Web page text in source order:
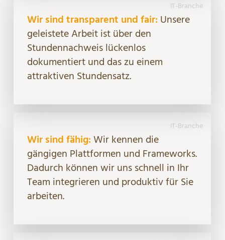
IT-Branche
Wir sind transparent und fair:Unsere
geleistete Arbeit ist über den
Stundennachweis lückenlos
dokumentiert und das zu einem
attraktiven Stundensatz.
IT-Branche
Wir sind fähig:Wir kennen die
gängigen Plattformen und Frameworks.
Dadurch können wir uns schnell in Ihr
Team integrieren und produktiv für Sie
arbeiten.